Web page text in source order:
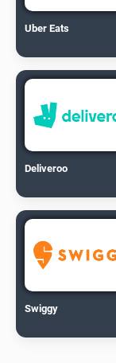
Uber Eats
Deliveroo
Swiggy